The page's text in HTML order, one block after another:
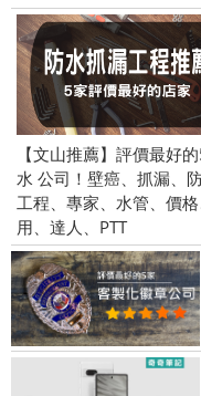
【文山推薦】評價最好
水 公司！壁癌、抓漏、防
工程、專家、水管、價
用、達人、PTT